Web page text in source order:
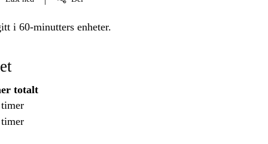
i 60-minutters enheter.
totalt